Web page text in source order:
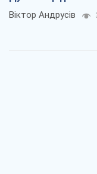
Віктор Андрусів